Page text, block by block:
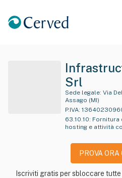
Srl
Sede legale:
Assago (MI)
P.IVA:
63.10.10: Fornitura
hosting e attività
PROVA ORA
Iscriviti gratis per sbloccare tutte